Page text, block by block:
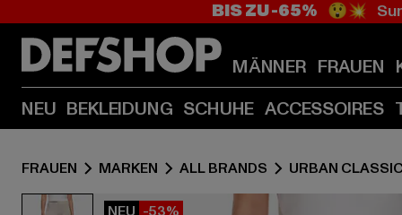
BIS ZU -65% 😲💥
MÄNNER FRAUEN
NEU BEKLEIDUNG SCHUHE ACCESSOIRES
FRAUEN MARKEN ALL BRANDS URBAN